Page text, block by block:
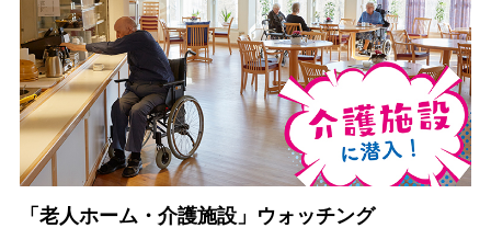
「老人ホーム・介護施設」ウォッチング